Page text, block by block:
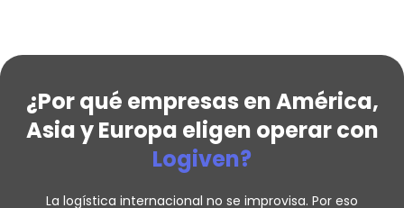
¿Por qué empresas en América,
Asia y Europa eligen operar con
Logiven?
La logística internacional no se improvisa. Por eso